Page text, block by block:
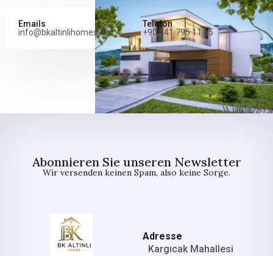
Emails
info@bkaltinlihomes.de
Telefon
+90 541 795 11 65
Abonnieren Sie unseren Newsletter
Wir versenden keinen Spam, also keine Sorge.
Adresse
Kargıcak Mahallesi